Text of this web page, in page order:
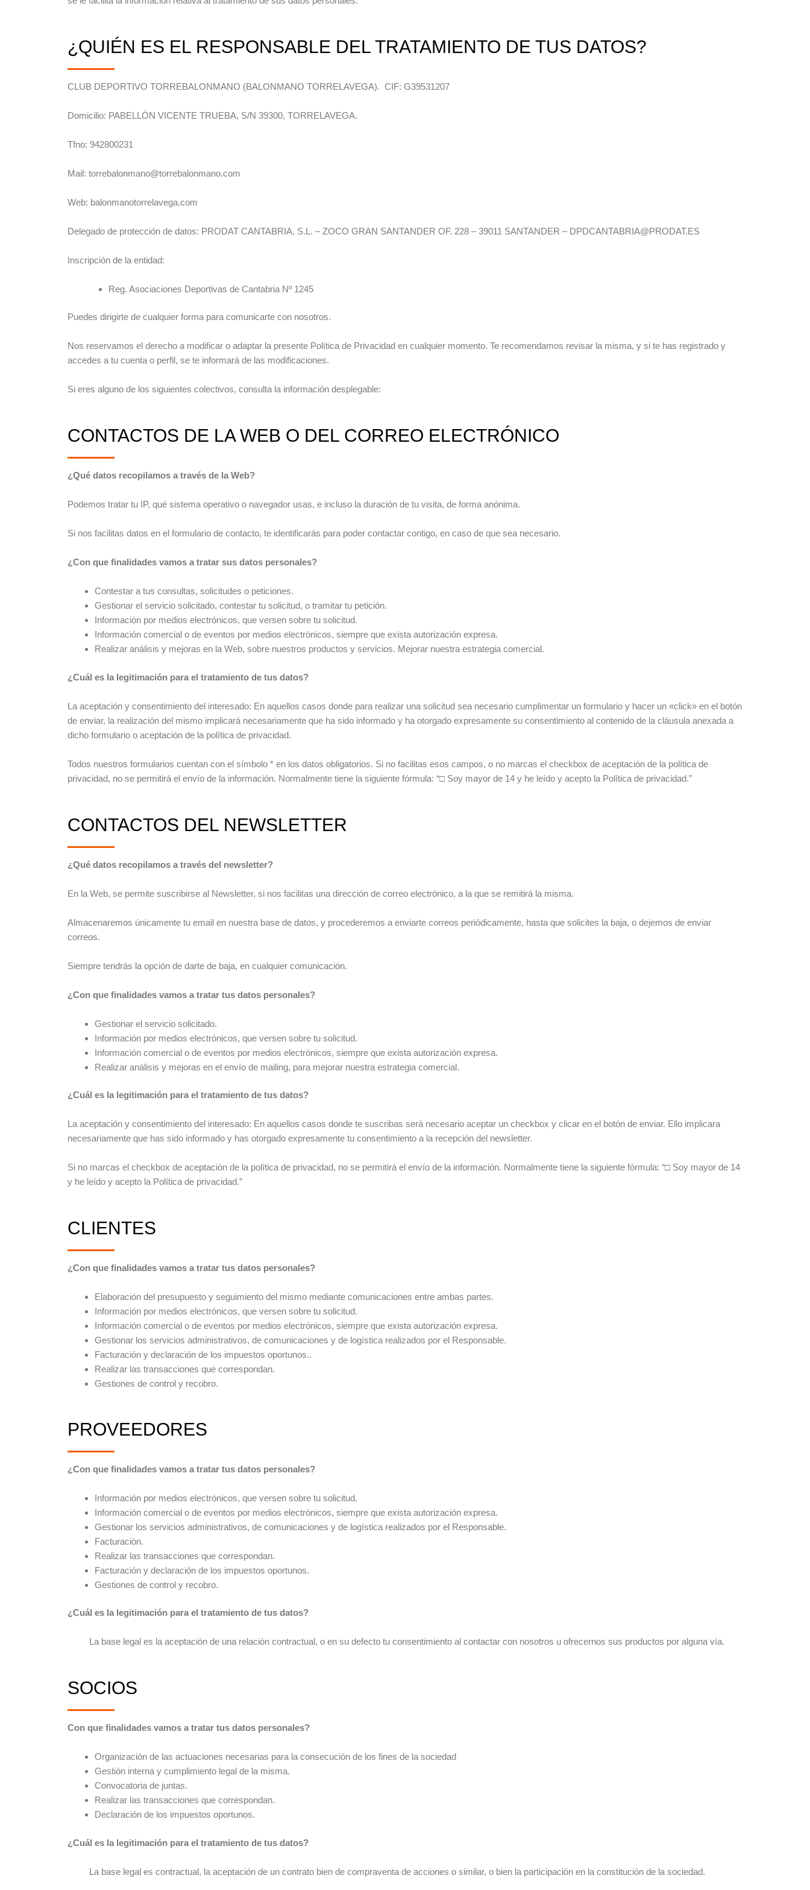
¿QUIÉN ES EL RESPONSABLE DEL TRATAMIENTO DE TUS DATOS?
CLUB DEPORTIVO TORREBALONMANO (BALONMANO TORRELAVEGA). CIF: G39531207
Domicilio: PABELLÓN VICENTE TRUEBA, S/N 39300, TORRELAVEGA.
Tfno: 942800231
Mail: torrebalonmano@torrebalonmano.com
Web: balonmanotorrelavega.com
Delegado de protección de datos: PRODAT CANTABRIA, S.L. – ZOCO GRAN SANTANDER OF. 228 – 39011 SANTANDER – DPDCANTABRIA@PRODAT.ES
Inscripción de la entidad:
Reg. Asociaciones Deportivas de Cantabria Nº 1245
Puedes dirigirte de cualquier forma para comunicarte con nosotros.
Nos reservamos el derecho a modificar o adaptar la presente Política de Privacidad en cualquier momento. Te recomendamos revisar la misma, y si te has registrado y
accedes a tu cuenta o perfil, se te informará de las modificaciones.
Si eres alguno de los siguientes colectivos, consulta la información desplegable:
CONTACTOS DE LA WEB O DEL CORREO ELECTRÓNICO
¿Qué datos recopilamos a través de la Web?
Podemos tratar tu IP, qué sistema operativo o navegador usas, e incluso la duración de tu visita, de forma anónima.
Si nos facilitas datos en el formulario de contacto, te identificarás para poder contactar contigo, en caso de que sea necesario.
¿Con que finalidades vamos a tratar sus datos personales?
Contestar a tus consultas, solicitudes o peticiones.
Gestionar el servicio solicitado, contestar tu solicitud, o tramitar tu petición.
Información por medios electrónicos, que versen sobre tu solicitud.
Información comercial o de eventos por medios electrónicos, siempre que exista autorización expresa.
Realizar análisis y mejoras en la Web, sobre nuestros productos y servicios. Mejorar nuestra estrategia comercial.
¿Cuál es la legitimación para el tratamiento de tus datos?
La aceptación y consentimiento del interesado: En aquellos casos donde para realizar una solicitud sea necesario cumplimentar un formulario y hacer un «click» en el botón
de enviar, la realización del mismo implicará necesariamente que ha sido informado y ha otorgado expresamente su consentimiento al contenido de la cláusula anexada a
dicho formulario o aceptación de la política de privacidad.
Todos nuestros formularios cuentan con el símbolo * en los datos obligatorios. Si no facilitas esos campos, o no marcas el checkbox de aceptación de la política de
privacidad, no se permitirá el envío de la información. Normalmente tiene la siguiente fórmula: “□ Soy mayor de 14 y he leído y acepto la Política de privacidad.”
CONTACTOS DEL NEWSLETTER
¿Qué datos recopilamos a través del newsletter?
En la Web, se permite suscribirse al Newsletter, si nos facilitas una dirección de correo electrónico, a la que se remitirá la misma.
Almacenaremos únicamente tu email en nuestra base de datos, y procederemos a enviarte correos periódicamente, hasta que solicites la baja, o dejemos de enviar
correos.
Siempre tendrás la opción de darte de baja, en cualquier comunicación.
¿Con que finalidades vamos a tratar tus datos personales?
Gestionar el servicio solicitado.
Información por medios electrónicos, que versen sobre tu solicitud.
Información comercial o de eventos por medios electrónicos, siempre que exista autorización expresa.
Realizar análisis y mejoras en el envío de mailing, para mejorar nuestra estrategia comercial.
¿Cuál es la legitimación para el tratamiento de tus datos?
La aceptación y consentimiento del interesado: En aquellos casos donde te suscribas será necesario aceptar un checkbox y clicar en el botón de enviar. Ello implicara
necesariamente que has sido informado y has otorgado expresamente tu consentimiento a la recepción del newsletter.
Si no marcas el checkbox de aceptación de la política de privacidad, no se permitirá el envío de la información. Normalmente tiene la siguiente fórmula: “□ Soy mayor de 14
y he leído y acepto la Política de privacidad.”
CLIENTES
¿Con que finalidades vamos a tratar tus datos personales?
Elaboración del presupuesto y seguimiento del mismo mediante comunicaciones entre ambas partes.
Información por medios electrónicos, que versen sobre tu solicitud.
Información comercial o de eventos por medios electrónicos, siempre que exista autorización expresa.
Gestionar los servicios administrativos, de comunicaciones y de logística realizados por el Responsable.
Facturación y declaración de los impuestos oportunos..
Realizar las transacciones que correspondan.
Gestiones de control y recobro.
PROVEEDORES
¿Con que finalidades vamos a tratar tus datos personales?
Información por medios electrónicos, que versen sobre tu solicitud.
Información comercial o de eventos por medios electrónicos, siempre que exista autorización expresa.
Gestionar los servicios administrativos, de comunicaciones y de logística realizados por el Responsable.
Facturación.
Realizar las transacciones que correspondan.
Facturación y declaración de los impuestos oportunos.
Gestiones de control y recobro.
¿Cuál es la legitimación para el tratamiento de tus datos?
La base legal es la aceptación de una relación contractual, o en su defecto tu consentimiento al contactar con nosotros u ofrecernos sus productos por alguna vía.
SOCIOS
Con que finalidades vamos a tratar tus datos personales?
Organización de las actuaciones necesarias para la consecución de los fines de la sociedad
Gestión interna y cumplimiento legal de la misma.
Convocatoria de juntas.
Realizar las transacciones que correspondan.
Declaración de los impuestos oportunos.
¿Cuál es la legitimación para el tratamiento de tus datos?
La base legal es contractual, la aceptación de un contrato bien de compraventa de acciones o similar, o bien la participación en la constitución de la sociedad.